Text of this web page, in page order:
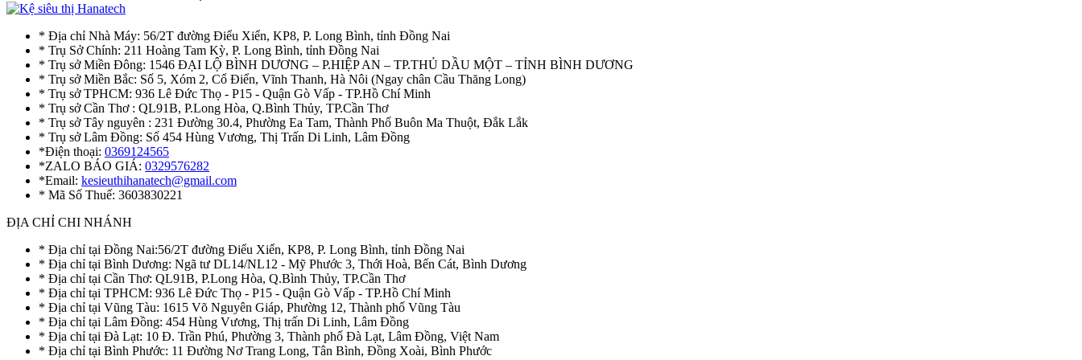
* Địa chỉ Nhà Máy: 56/2T đường Điểu Xiển, KP8, P. Long Bình, tỉnh Đồng Nai
* Trụ Sở Chính: 211 Hoàng Tam Kỳ, P. Long Bình, tỉnh Đồng Nai
* Trụ sở Miền Đông: 1546 ĐẠI LỘ BÌNH DƯƠNG – P.HIỆP AN – TP.THỦ DẦU MỘT – TỈNH BÌNH DƯƠNG
* Trụ sở Miền Bắc: Số 5, Xóm 2, Cổ Điển, Vĩnh Thanh, Hà Nôi (Ngay chân Cầu Thăng Long)
* Trụ sở TPHCM: 936 Lê Đức Thọ - P15 - Quận Gò Vấp - TP.Hồ Chí Minh
* Trụ sở Cần Thơ : QL91B, P.Long Hòa, Q.Bình Thủy, TP.Cần Thơ
* Trụ sở Tây nguyên : 231 Đường 30.4, Phường Ea Tam, Thành Phố Buôn Ma Thuột, Đắk Lắk
* Trụ sở Lâm Đồng: Số 454 Hùng Vương, Thị Trấn Di Linh, Lâm Đồng
*Điện thoại: 0369124565
*ZALO BÁO GIÁ: 0329576282
*Email: kesieuthihanatech@gmail.com
* Mã Số Thuế: 3603830221
ĐỊA CHỈ CHI NHÁNH
* Địa chỉ tại Đồng Nai:56/2T đường Điểu Xiển, KP8, P. Long Bình, tỉnh Đồng Nai
* Địa chỉ tại Bình Dương: Ngã tư DL14/NL12 - Mỹ Phước 3, Thới Hoà, Bến Cát, Bình Dương
* Địa chỉ tại Cần Thơ: QL91B, P.Long Hòa, Q.Bình Thủy, TP.Cần Thơ
* Địa chỉ tại TPHCM: 936 Lê Đức Thọ - P15 - Quận Gò Vấp - TP.Hồ Chí Minh
* Địa chỉ tại Vũng Tàu: 1615 Võ Nguyên Giáp, Phường 12, Thành phố Vũng Tàu
* Địa chỉ tại Lâm Đồng: 454 Hùng Vương, Thị trấn Di Linh, Lâm Đồng
* Địa chỉ tại Đà Lạt: 10 Đ. Trần Phú, Phường 3, Thành phố Đà Lạt, Lâm Đồng, Việt Nam
* Địa chỉ tại Bình Phước: 11 Đường Nơ Trang Long, Tân Bình, Đồng Xoài, Bình Phước